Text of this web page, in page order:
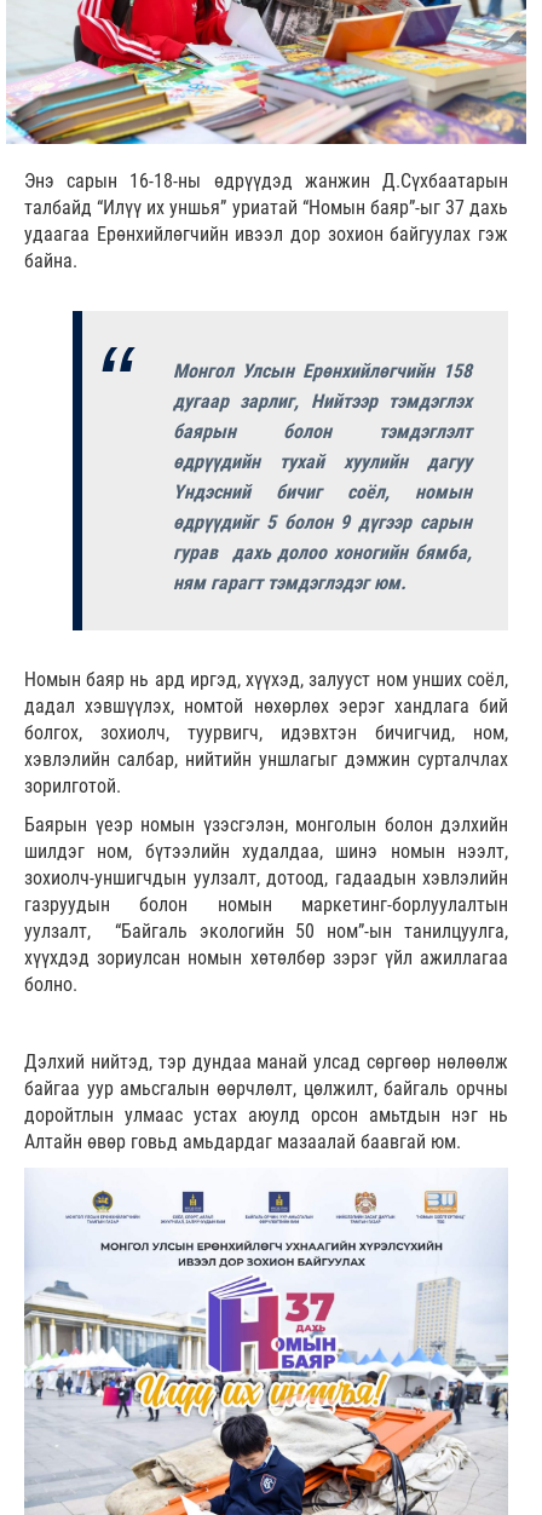
Энэ сарын 16-18-ны өдрүүдэд жанжин Д.Сүхбаатарын
талбайд “Илүү их уншья” уриатай “Номын баяр”-ыг 37 дахь
удаагаа Ерөнхийлөгчийн ивээл дор зохион байгуулах гэж
байна.
Монгол Улсын Ерөнхийлөгчийн 158
дугаар зарлиг, Нийтээр тэмдэглэх
баярын болон тэмдэглэлт
өдрүүдийн тухай хуулийн дагуу
Үндэсний бичиг соёл, номын
өдрүүдийг 5 болон 9 дүгээр сарын
гурав дахь долоо хоногийн бямба,
ням гарагт тэмдэглэдэг юм.
Номын баяр нь ард иргэд, хүүхэд, залууст ном унших соёл,
дадал хэвшүүлэх, номтой нөхөрлөх эерэг хандлага бий
болгох, зохиолч, туурвигч, идэвхтэн бичигчид, ном,
хэвлэлийн салбар, нийтийн уншлагыг дэмжин сурталчлах
зорилготой.
Баярын үеэр номын үзэсгэлэн, монголын болон дэлхийн
шилдэг ном, бүтээлийн худалдаа, шинэ номын нээлт,
зохиолч-уншигчдын уулзалт, дотоод, гадаадын хэвлэлийн
газруудын болон номын маркетинг-борлуулалтын
уулзалт, “Байгаль экологийн 50 ном”-ын танилцуулга,
хүүхдэд зориулсан номын хөтөлбөр зэрэг үйл ажиллагаа
болно.
Дэлхий нийтэд, тэр дундаа манай улсад сөргөөр нөлөөлж
байгаа уур амьсгалын өөрчлөлт, цөлжилт, байгаль орчны
доройтлын улмаас устах аюулд орсон амьтдын нэг нь
Алтайн өвөр говьд амьдардаг мазаалай баавгай юм.